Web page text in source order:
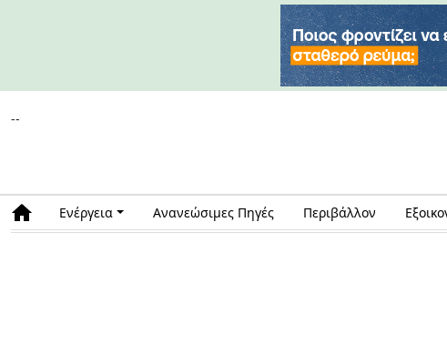
--
Ενέργεια Ανανεώσιμες Πηγές Περιβάλλον